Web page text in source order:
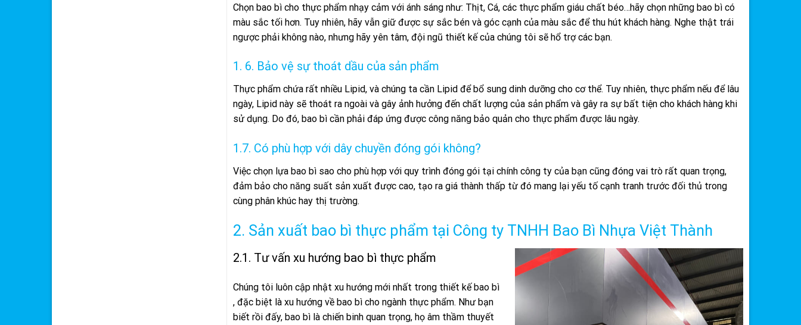
Chọn bao bì cho thực phẩm nhạy cảm với ánh sáng như: Thịt, Cá, các thực phẩm giáu chất béo…hãy chọn những bao bì có
màu sắc tối hơn. Tuy nhiên, hãy vẫn giữ được sự sắc bén và góc cạnh của màu sắc để thu hút khách hàng. Nghe thật trái
ngược phải không nào, nhưng hãy yên tâm, đội ngũ thiết kế của chúng tôi sẽ hổ trợ các bạn.
1. 6. Bảo vệ sự thoát dầu của sản phẩm
Thực phẩm chứa rất nhiều Lipid, và chúng ta cần Lipid để bổ sung dinh dưỡng cho cơ thể. Tuy nhiên, thực phẩm nếu để lâu
ngày, Lipid này sẽ thoát ra ngoài và gây ảnh hưởng đến chất lượng của sản phẩm và gây ra sự bất tiện cho khách hàng khi
sử dụng. Do đó, bao bì cần phải đáp ứng được công năng bảo quản cho thực phẩm được lâu ngày.
1.7. Có phù hợp với dây chuyền đóng gói không?
Việc chọn lựa bao bì sao cho phù hợp với quy trình đóng gói tại chính công ty của bạn cũng đóng vai trò rất quan trọng,
đảm bảo cho năng suất sản xuất được cao, tạo ra giá thành thấp từ đó mang lại yếu tố cạnh tranh trước đối thủ trong
cùng phân khúc hay thị trường.
2. Sản xuất bao bì thực phẩm tại Công ty TNHH Bao Bì Nhựa Việt Thành
2.1. Tư vấn xu hướng bao bì thực phẩm
Chúng tôi luôn cập nhật xu hướng mới nhất trong thiết kế bao bì
, đặc biệt là xu hướng về bao bì cho ngành thực phẩm. Như bạn
biết rồi đấy, bao bì là chiến binh quan trọng, họ âm thầm thuyết